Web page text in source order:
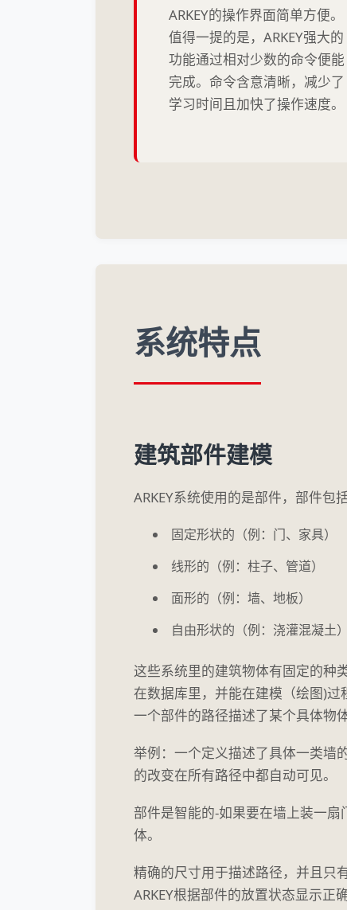
ARKEY的操作界面简单方便。
值得一提的是，ARKEY强大的
功能通过相对少数的命令便能
完成。命令含意清晰，减少了
学习时间且加快了操作速度。
系统特点
建筑部件建模
ARKEY系统使用的是部件，部件
固定形状的（例：门、家具）
线形的（例：柱子、管道）
面形的（例：墙、地板）
自由形状的（例：浇灌混凝土）
这些系统里的建筑物体有固定的种
在数据库里，并能在建模（绘图)
一个部件的路径描述了某个具体物
举例：一个定义描述了具体一类墙
的改变在所有路径中都自动可见。
部件是智能的-如果要在墙上装一
体。
精确的尺寸用于描述路径，并且只
ARKEY根据部件的放置状态显示正